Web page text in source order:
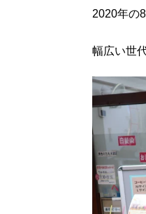
2020年の
幅広い世